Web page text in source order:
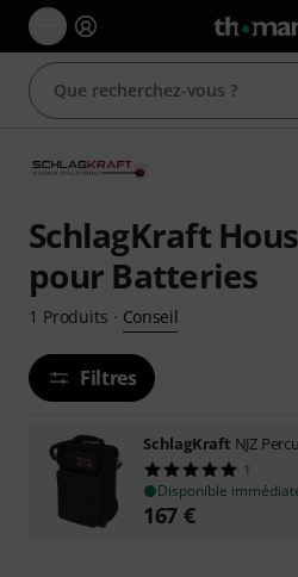
SchlagKraft
pour Batteries
1 Produits · Conseil
Filtres
SchlagKraft NJZ
1
Disponible
167 €